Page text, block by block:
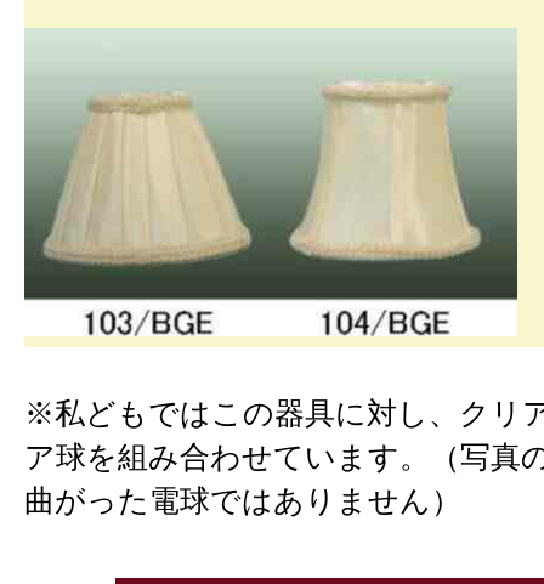
※私どもではこの器具に対し、クリ
ア球を組み合わせています。（写真
曲がった電球ではありません）